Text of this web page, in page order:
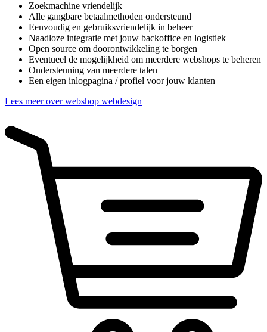
Zoekmachine vriendelijk
Alle gangbare betaalmethoden ondersteund
Eenvoudig en gebruiksvriendelijk in beheer
Naadloze integratie met jouw backoffice en logistiek
Open source om doorontwikkeling te borgen
Eventueel de mogelijkheid om meerdere webshops te beheren
Ondersteuning van meerdere talen
Een eigen inlogpagina / profiel voor jouw klanten
Lees meer over webshop webdesign